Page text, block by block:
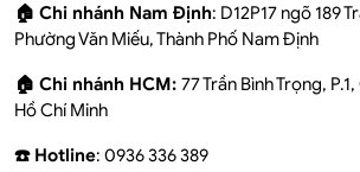
🏠 Chi nhánh Nam Định: D12P17 ngõ 189
Phường Văn Miếu, Thành Phố Nam Định
🏠 Chi nhánh HCM: 77 Trần Bình Trọng,
Hồ Chí Minh
☎️ Hotline: 0936 336 389